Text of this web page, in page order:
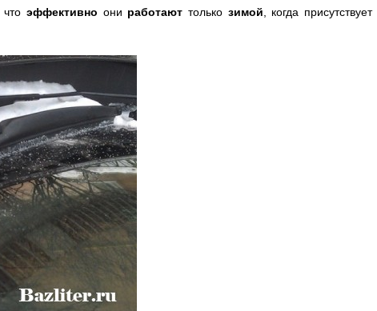
что эффективно они работаюттолько зимой, когда